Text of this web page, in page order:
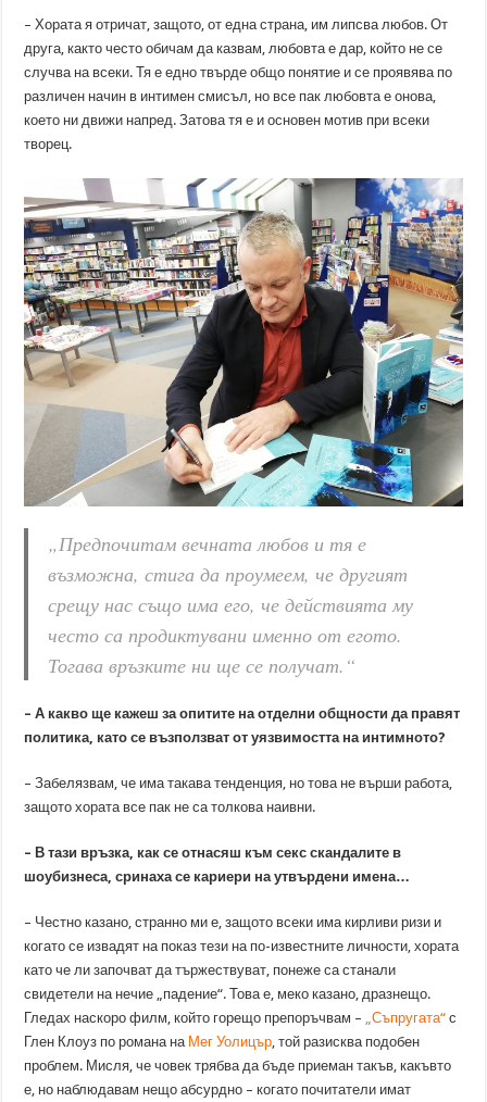
– Хората я отричат, защото, от една страна, им липсва любов. От
друга, както често обичам да казвам, любовта е дар, който не се
случва на всеки. Тя е едно твърде общо понятие и се проявява по
различен начин в интимен смисъл, но все пак любовта е онова,
което ни движи напред. Затова тя е и основен мотив при всеки
творец.
„Предпочитам вечната любов и тя е
възможна, стига да проумеем, че другият
срещу нас също има его, че действията му
често са продиктувани именно от егото.
Тогава връзките ни ще се получат.“
– А какво ще кажеш за опитите на отделни общности да правят
политика, като се възползват от уязвимостта на интимното?
– Забелязвам, че има такава тенденция, но това не върши работа,
защото хората все пак не са толкова наивни.
– В тази връзка, как се отнасяш към секс скандалите в
шоубизнеса, сринаха се кариери на утвърдени имена…
– Честно казано, странно ми е, защото всеки има кирливи ризи и
когато се извадят на показ тези на по-известните личности, хората
като че ли започват да тържествуват, понеже са станали
свидетели на нечие „падение“. Това е, меко казано, дразнещо.
Гледах наскоро филм, който горещо препоръчвам – „Съпругата“ с
Глен Клоуз по романа на Мег Уолицър, той разисква подобен
проблем. Мисля, че човек трябва да бъде приеман такъв, какъвто
е, но наблюдавам нещо абсурдно – когато почитатели имат